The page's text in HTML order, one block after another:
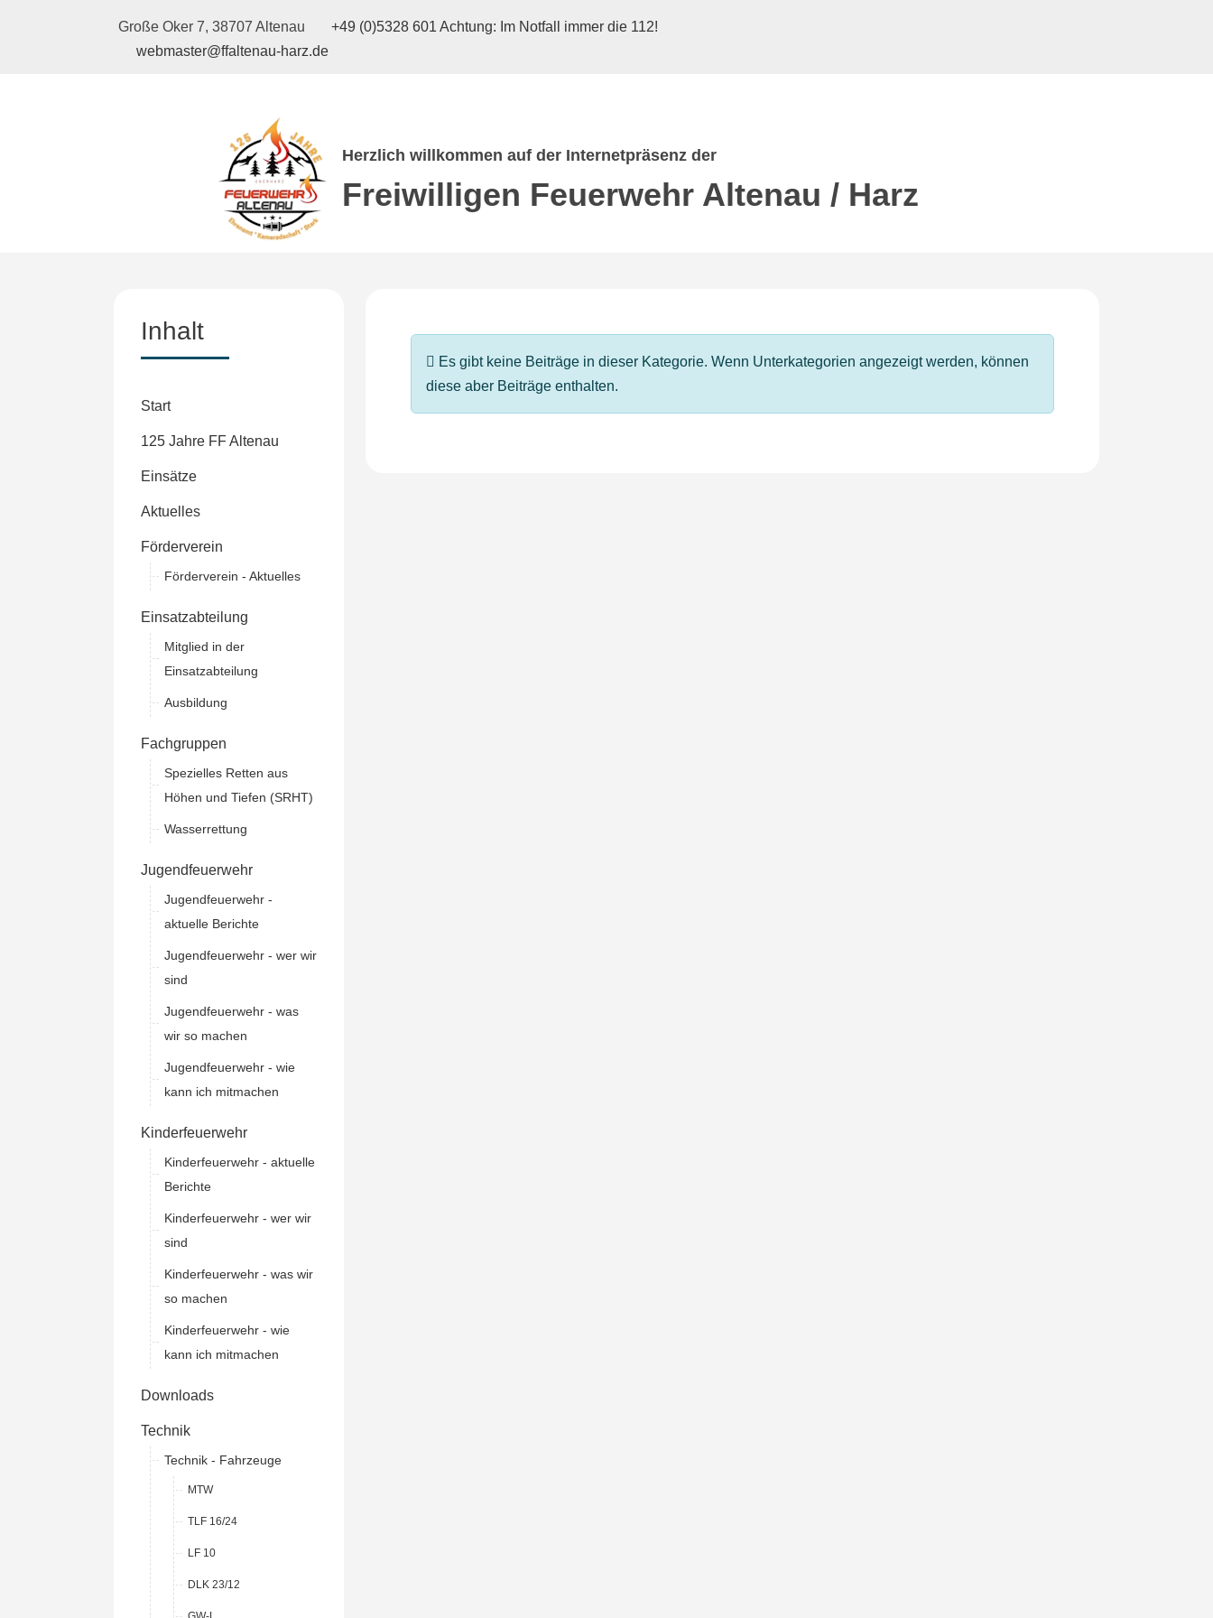
Große Oker 7, 38707 Altenau
+49 (0)5328 601 Achtung: Im Notfall immer die 112!
webmaster@ffaltenau-harz.de
Herzlich willkommen auf der Internetpräsenz der
Freiwilligen Feuerwehr Altenau / Harz
Inhalt
Start
125 Jahre FF Altenau
Einsätze
Aktuelles
Förderverein
Förderverein - Aktuelles
Einsatzabteilung
Mitglied in der
Einsatzabteilung
Ausbildung
Fachgruppen
Spezielles Retten aus
Höhen und Tiefen (SRHT)
Wasserrettung
Jugendfeuerwehr
Jugendfeuerwehr -
aktuelle Berichte
Jugendfeuerwehr - wer wir
sind
Jugendfeuerwehr - was
wir so machen
Jugendfeuerwehr - wie
kann ich mitmachen
Kinderfeuerwehr
Kinderfeuerwehr - aktuelle
Berichte
Kinderfeuerwehr - wer wir
sind
Kinderfeuerwehr - was wir
so machen
Kinderfeuerwehr - wie
kann ich mitmachen
Downloads
Technik
Technik - Fahrzeuge
MTW
TLF 16/24
LF 10
DLK 23/12
Information
Es gibt keine Beiträge in dieser Kategorie. Wenn Unterkategorien angezeigt werden, können
diese aber Beiträge enthalten.